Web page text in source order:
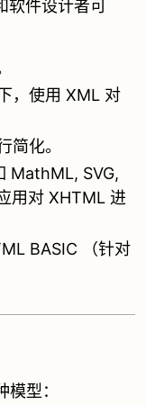
软件设计者可
，使用 XML 对
简化。
MathML, SVG,
用对 XHTML 进
BASIC （针对
型：